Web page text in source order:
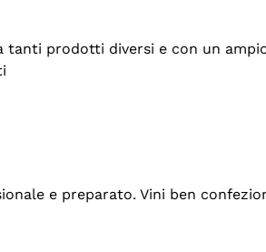
prodotti diversi e con un
e preparato. Vini ben